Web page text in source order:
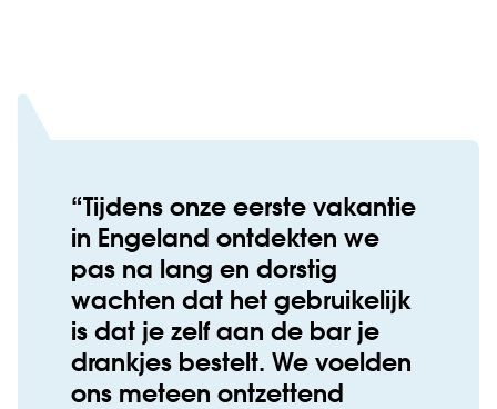
Tijdens onze eerste vakantie
in Engeland ontdekten we
pas na lang en dorstig
wachten dat het gebruikelijk
is dat je zelf aan de bar je
drankjes bestelt. We voelden
ons meteen ontzettend